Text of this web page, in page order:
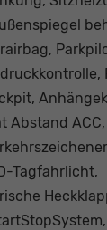
Abstand
Tagfahrlicht,